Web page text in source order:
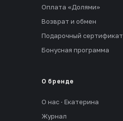
Оплата «Долями»
Возврат и обмен
Подарочный сертификат
Бонусная программа
О бренде
О нас · Екатерина
Журнал